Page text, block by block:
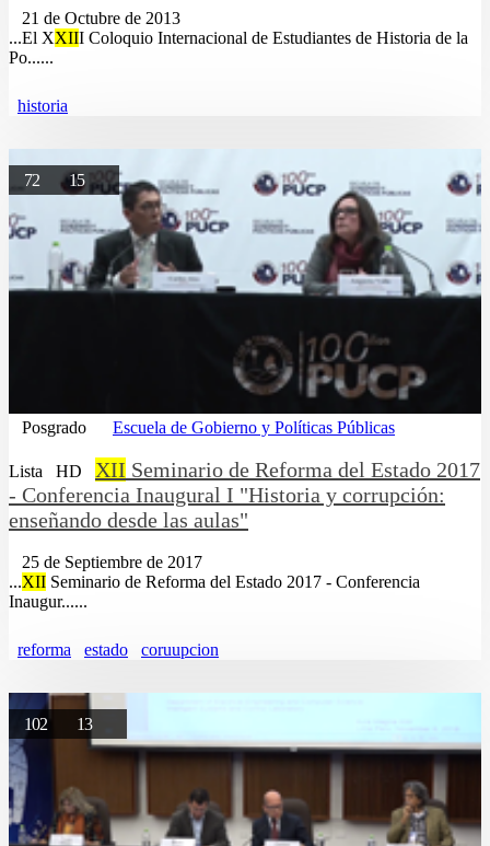
21 de Octubre de 2013
...El XXIII Coloquio Internacional de Estudiantes de Historia de la
Po......
historia
72 15
Posgrado Escuela de Gobierno y Políticas Públicas
Lista HD XII Seminario de Reforma del Estado 2017
- Conferencia Inaugural I "Historia y corrupción:
enseñando desde las aulas"
25 de Septiembre de 2017
...XII Seminario de Reforma del Estado 2017 - Conferencia
Inaugur......
reforma estado coruupcion
102 13